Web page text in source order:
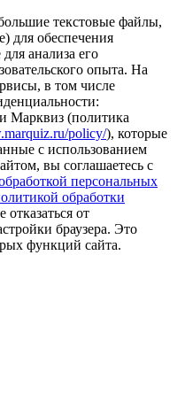
текстовые файлы,
для обеспечения
анализа его
опыта. На
в том числе
Марквиз (политика
policy/), которые
с использованием
вы соглашаетесь с
персональных
обработки
от
браузера. Это
функций сайта.